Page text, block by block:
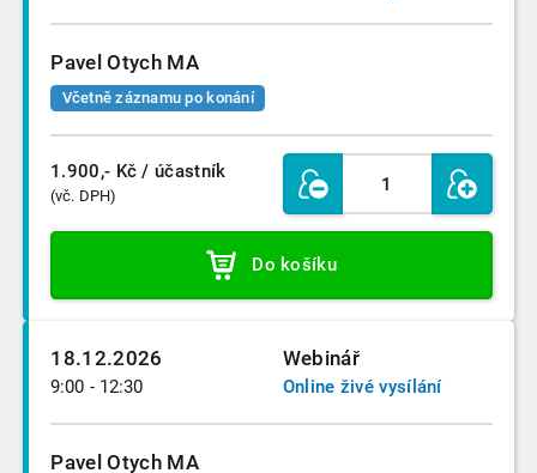
Pavel Otych MA
Včetně záznamu po konání
1.900,- Kč / účastník
(vč. DPH)
Do košíku
18.12.2026 Webinář
Online živé vysílání
9:00 - 12:30
Pavel Otych MA